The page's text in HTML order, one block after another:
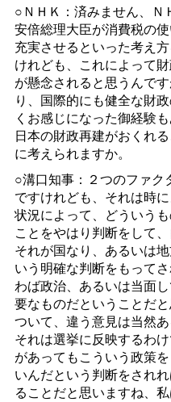
○ＮＨＫ：済みません、Ｎ
安倍総理大臣が消費税の
充実させるといった考え
けれども、これによって
が懸念されると思うんで
り、国際的にも健全な財
くお感じになった御経験
日本の財政再建がおくれ
に考えられますか。
○溝口知事：２つのファク
ですけれども、それは時
状況によって、どういう
ことをやはり判断をして
それが国なり、あるいは
いう明確な判断をもって
わば政治、あるいは当面
要なものだということだ
ついて、違う意見は当然
それは選挙に反映するわ
があってもこういう政策
いんだという判断をされ
ることだと思いますね、私